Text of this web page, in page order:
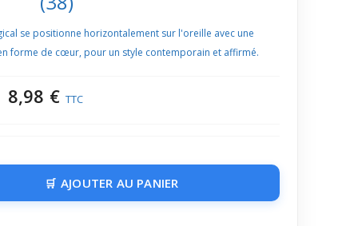
se positionne horizontalement sur l'oreille avec une
forme de cœur, pour un style contemporain et affirmé.
8,98 € TTC
AJOUTER AU PANIER